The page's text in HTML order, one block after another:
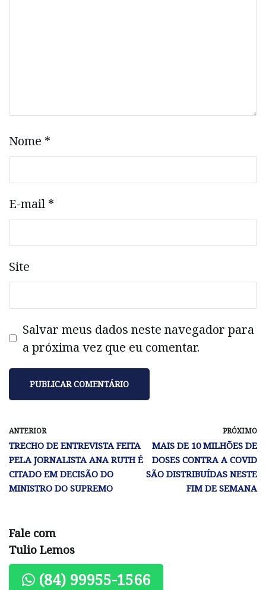
Nome *
E-mail *
Site
Salvar meus dados neste navegador para
a próxima vez que eu comentar.
ANTERIOR
TRECHO DE ENTREVISTA FEITA
PELA JORNALISTA ANA RUTH É
CITADO EM DECISÃO DO
MINISTRO DO SUPREMO
PRÓXIMO
MAIS DE 10 MILHÕES DE
DOSES CONTRA A COVID
SÃO DISTRIBUÍDAS NESTE
FIM DE SEMANA
Fale com
Tulio Lemos
(84) 99955-1566